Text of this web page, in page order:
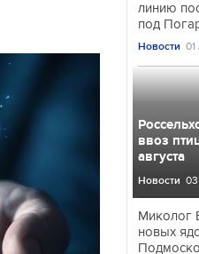
линию
под
Новости 01
ввоз
августа
Новости 03
Миколог
новых